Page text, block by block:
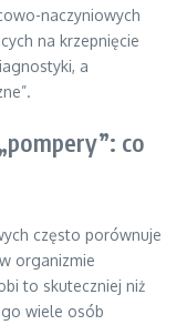
naczyniowych
na krzepnięcie
a
co
często porównuje
organizmie
to skuteczniej niż
wiele osób